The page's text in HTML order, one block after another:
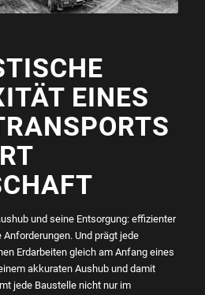
EINES
und seine Entsorgung: effizienter
Und prägt jede
Erdarbeiten gleich am Anfang eines
akkuraten Aushub und damit
jede Baustelle nicht nur im